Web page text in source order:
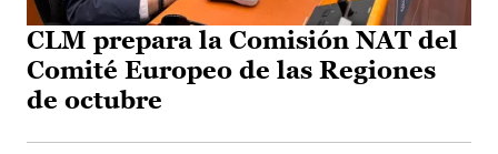
CLM prepara la Comisión NAT del
Comité Europeo de las Regiones
de octubre